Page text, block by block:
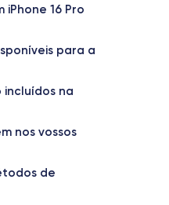
16 Pro
199 g
Resolução do ecrã
16 Pro
para a
incluídos na
nos vossos
de